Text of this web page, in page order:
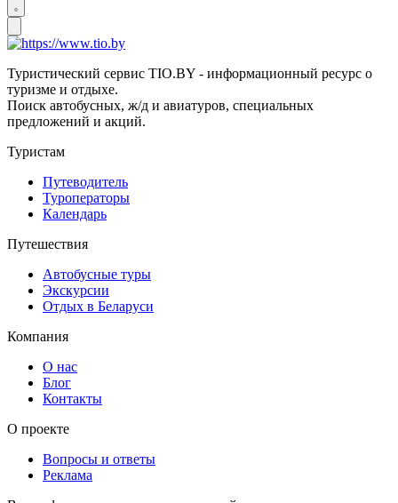
Туристический сервис TIO.BY - информационный ресурс о
туризме и отдыхе.
Поиск автобусных, ж/д и авиатуров, специальных
предложений и акций.
Туристам
Путеводитель
Туроператоры
Календарь
Путешествия
Автобусные туры
Экскурсии
Отдых в Беларуси
Компания
О нас
Блог
Контакты
О проекте
Вопросы и ответы
Реклама